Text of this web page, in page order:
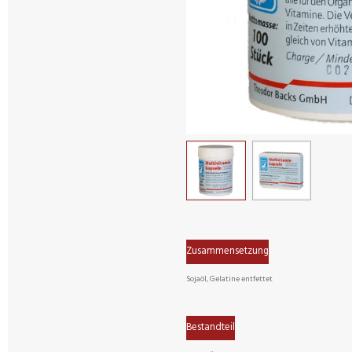
Zusammensetzung
Sojaöl, Gelatine entfettet
Bestandteil